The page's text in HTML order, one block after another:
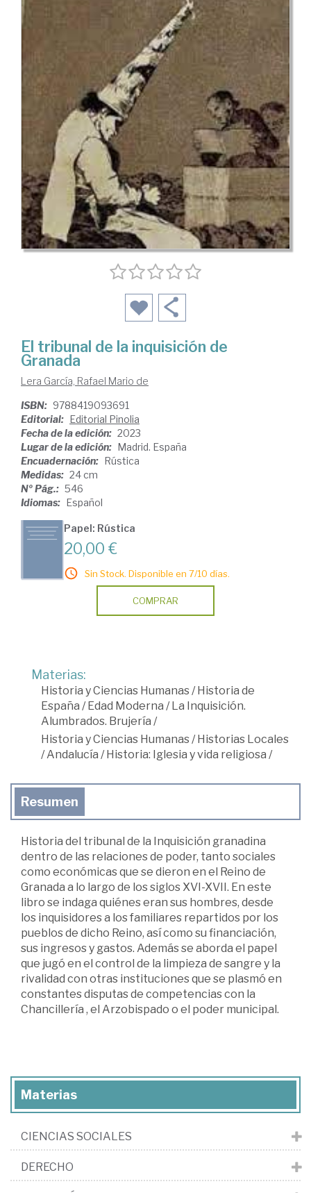
El tribunal de la inquisición de
Granada
Lera García, Rafael Mario de
ISBN: 9788419093691
Editorial: Editorial Pinolia
Fecha de la edición: 2023
Lugar de la edición: Madrid. España
Encuadernación: Rústica
Medidas: 24 cm
Nº Pág.: 546
Idiomas: Español
Papel: Rústica
20,00 €
Sin Stock. Disponible en 7/10 días.
COMPRAR
Materias:
Historia y Ciencias Humanas/ Historia de
España / Edad Moderna / La Inquisición.
Alumbrados. Brujería /
Historia y Ciencias Humanas/ Historias Locales
/Andalucía / Historia: Iglesia y vida religiosa /
Resumen
Historia del tribunal de la Inquisición granadina
dentro de las relaciones de poder, tanto sociales
como económicas que se dieron en el Reino de
Granada a lo largo de los siglos XVI-XVII. En este
libro se indaga quiénes eran sus hombres, desde
los inquisidores a los familiares repartidos por los
pueblos de dicho Reino, así como su financiación,
sus ingresos y gastos. Además se aborda el papel
que jugó en el control de la limpieza de sangre y la
rivalidad con otras instituciones que se plasmó en
constantes disputas de competencias con la
Chancillería , el Arzobispado o el poder municipal.
Materias
CIENCIAS SOCIALES
DERECHO